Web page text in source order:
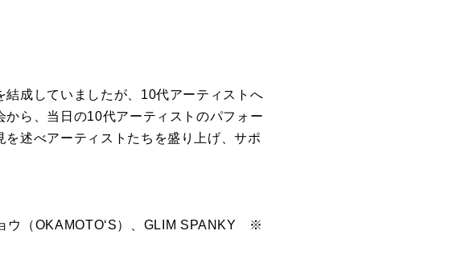
成していましたが、10代アーティストへ
ら、当日の10代アーティストのパフォー
述べアーティストたちを盛り上げ、サポ
ウ（OKAMOTO‘S）、GLIM SPANKY ※